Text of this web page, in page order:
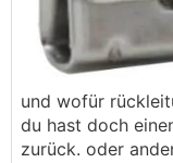
und wofür
du hast doch
zurück. oder